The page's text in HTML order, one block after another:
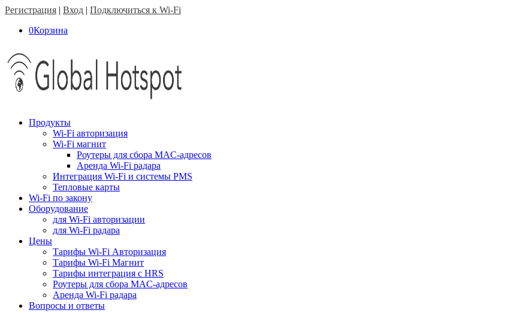
Регистрация | Вход | Подключиться к Wi-Fi
0Корзина
Продукты
Wi-Fi авторизация
Wi-Fi магнит
Роутеры для сбора MAC-адресов
Аренда Wi-Fi радара
Интеграция Wi-Fi и системы PMS
Тепловые карты
Wi-Fi по закону
Оборудование
для Wi-Fi авторизации
для Wi-Fi радара
Цены
Тарифы Wi-Fi Авторизация
Тарифы Wi-Fi Магнит
Тарифы интеграция с HRS
Роутеры для сбора MAC-адресов
Аренда Wi-Fi радара
Вопросы и ответы